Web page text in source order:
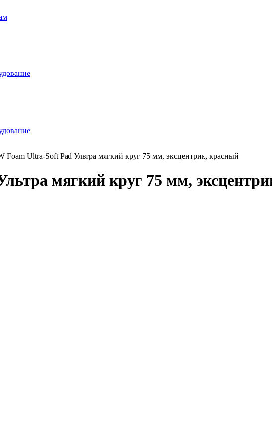
Foam Ultra-Soft Pad Ультра мягкий круг 75 мм, эксцентрик, красный
мягкий круг 75 мм,